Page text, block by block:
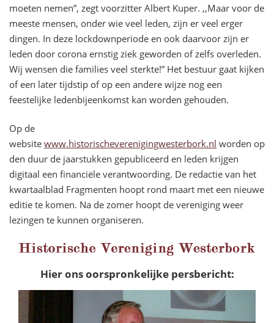
moeten nemen”, zegt voorzitter Albert Kuper. ,,Maar voor de
meeste mensen, onder wie veel leden, zijn er veel erger
dingen. In deze lockdownperiode en ook daarvoor zijn er
leden door corona ernstig ziek geworden of zelfs overleden.
Wij wensen die families veel sterkte!” Het bestuur gaat kijken
of een later tijdstip of op een andere wijze nog een
feestelijke ledenbijeenkomst kan worden gehouden.
Op de
website www.historischeverenigingwesterbork.nl worden op
den duur de jaarstukken gepubliceerd en leden krijgen
digitaal een financiële verantwoording. De redactie van het
kwartaalblad Fragmenten hoopt rond maart met een nieuwe
editie te komen. Na de zomer hoopt de vereniging weer
lezingen te kunnen organiseren.
Hier ons oorspronkelijke persbericht: